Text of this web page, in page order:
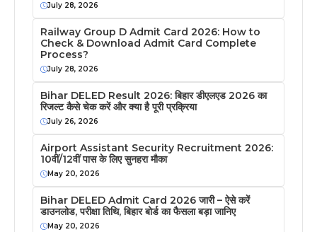
July 28, 2026
Railway Group D Admit Card 2026: How to
Check & Download Admit Card Complete
Process?
July 28, 2026
Bihar DELED Result 2026: बिहार डीएलएड 2026 का
रिजल्ट कैसे चेक करें और क्या है पूरी प्रक्रिया
July 26, 2026
Airport Assistant Security Recruitment 2026:
10वीं/12वीं पास के लिए सुनहरा मौका
May 20, 2026
Bihar DELED Admit Card 2026 जारी – ऐसे करें
डाउनलोड, परीक्षा तिथि, बिहार बोर्ड का फैसला बड़ा जानिए
May 20, 2026